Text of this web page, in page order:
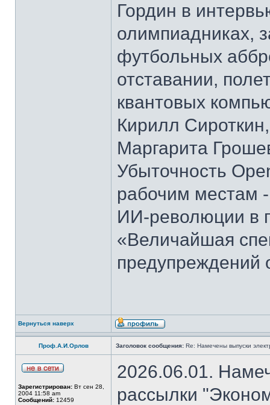
Гордин в
олимпиадниках,
футбольных
отставании,
квантовых
Кирилл
Маргарита
Убыточность
рабочим местам
ИИ-революции в
«Величайшая
предупреждений
Вернуться наверх
Проф.А.И.Орлов Заголовок сообщения: Re: Намечены выпуски
Зарегистрирован: Вт сен 28,
2004 11:58 am
Сообщений: 12459
2026.06.01.
рассылки